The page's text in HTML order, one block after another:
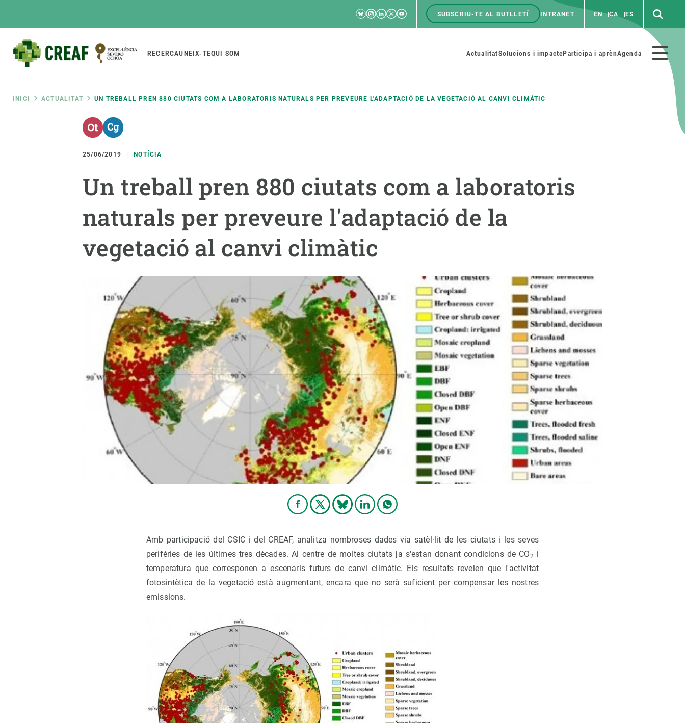
RRSS
Bluesky
Instagram
Linkedin
TwitterYoutube
Menú
SUBSCRIU-TE AL BUTLLETÍ INTRANET EN CA ES
Main
navigation
RECERCAUNEIX-TEQUI SOM
Menú
secundario
ActualitatSolucions i impacteParticipa i aprènAgenda
Fil
d'ariadna
INICI ACTUALITAT UN TREBALL PREN 880 CIUTATS COM A LABORATORIS NATURALS PER PREVEURE L'ADAPTACIÓ DE LA VEGETACIÓ AL CANVI CLIMÀTIC
25/06/2019 NOTÍCIA
Un treball pren 880 ciutats com a laboratoris
naturals per preveure l'adaptació de la
vegetació al canvi climàtic
Amb participació del CSIC i del CREAF, analitza nombroses dades via satèl·lit de les ciutats i les seves
perifèries de les últimes tres dècades. Al centre de moltes ciutats ja s'estan donant condicions de CO2 i
temperatura que corresponen a escenaris futurs de canvi climàtic. Els resultats revelen que l'activitat
fotosintètica de la vegetació està augmentant, encara que no serà suficient per compensar les nostres
emissions.
Featured
responsive
Responsive
menu
SOBRE NOSALTRES
Organització institucional
Infraestructures
Equitat, Diversitat i Inclusió (EDI)
Ciència oberta i gestió del coneixement
Biodiversitat
Canvi global
Funcionament dels ecosistemes
Observació de la terra
Temes transversals
Synthesis Actions
Solucions
Política i gestió
Oportunitats acadèmiques
Demana la teva beca ERC
Programa de màsters i doctorat
Vine de visitant o sabàtic
Un lloc on créixer
Desenvolupament de carrera
Seminaris i activitats internes
T’oferim formació
Fes ciència amb nosaltres
COL·LABORA
Esdeveniments anteriors
Observació de la terra